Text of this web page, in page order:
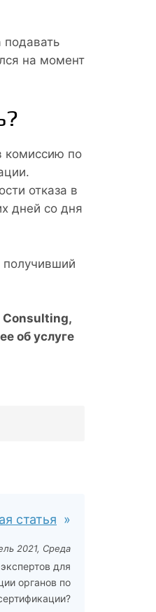
на момент
комиссию по
отказа в
дней со дня
получивший
Consulting,
об услуге
статья
2021, Среда
для
органов по